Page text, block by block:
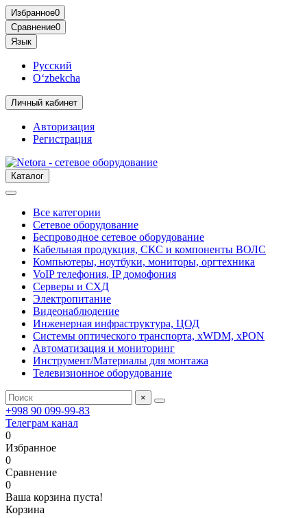
Избранное0
Сравнение0
Язык
Русский
O‘zbekcha
Личный кабинет
Авторизация
Регистрация
Каталог
Все категории
Сетевое оборудование
Беспроводное сетевое оборудование
Кабельная продукция, СКС и компоненты ВОЛС
Компьютеры, ноутбуки, мониторы, оргтехника
VoIP телефония, IP домофония
Серверы и СХД
Электропитание
Видеонаблюдение
Инженерная инфраструктура, ЦОД
Системы оптического транспорта, xWDM, xPON
Автоматизация и мониторинг
Инструмент/Материалы для монтажа
Телевизионное оборудование
×
+998 90 099-99-83
Телеграм канал
0
Избранное
0
Сравнение
0
Ваша корзина пуста!
Корзина